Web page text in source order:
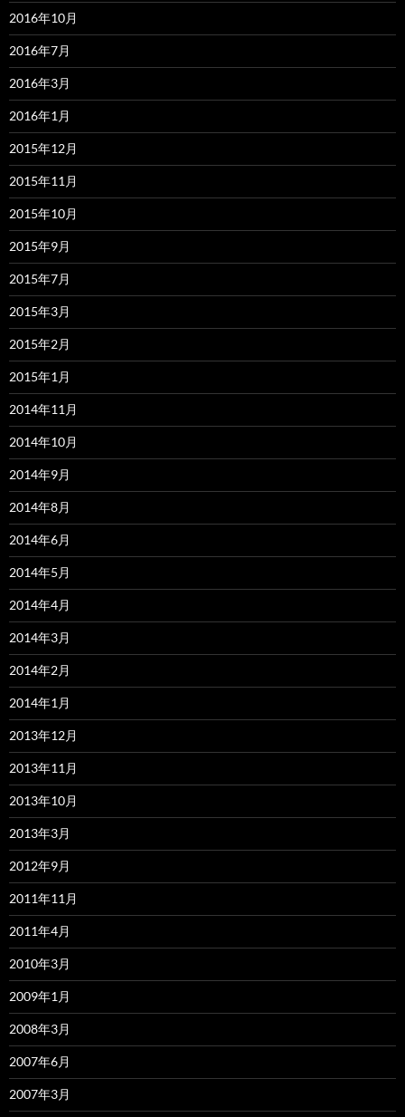
2016年10月
2016年7月
2016年3月
2016年1月
2015年12月
2015年11月
2015年10月
2015年9月
2015年7月
2015年3月
2015年2月
2015年1月
2014年11月
2014年10月
2014年9月
2014年8月
2014年6月
2014年5月
2014年4月
2014年3月
2014年2月
2014年1月
2013年12月
2013年11月
2013年10月
2013年3月
2012年9月
2011年11月
2011年4月
2010年3月
2009年1月
2008年3月
2007年6月
2007年3月